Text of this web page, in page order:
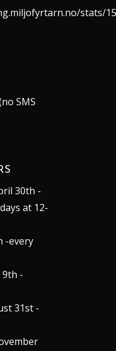
stats/
SMS
30th -
at 12-
-every
9th -
31st -